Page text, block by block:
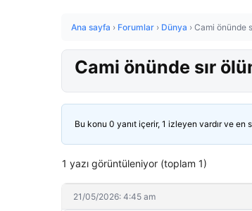
Ana sayfa › Forumlar › Dünya › Cami önünde
Cami önünde sır
Bu konu 0 yanıt içerir, 1 izleyen vardır ve en
1 yazı görüntüleniyor (toplam 1)
21/05/2026: 4:45 am